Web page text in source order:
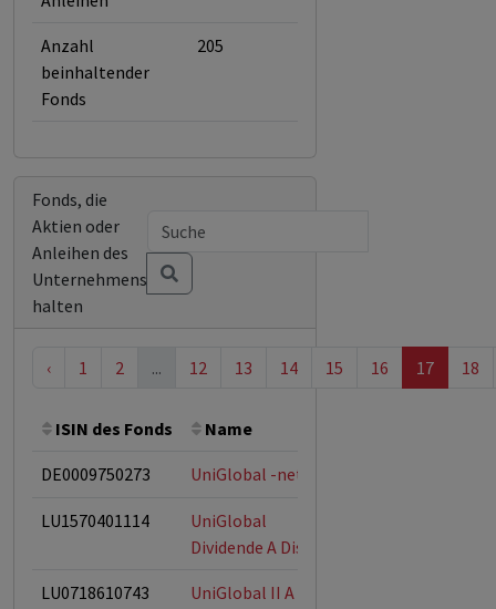
Anzahl
beinhaltender
Fonds
205
Fonds, die
Aktien oder
Anleihen des
Unternehmens
halten
‹ 1 2 ... 12 13 14 15 16 17 18
ISIN des Fonds Name
DE0009750273 UniGlobal -net-
LU1570401114
UniGlobal
Dividende A Dis
LU0718610743
UniGlobal II A